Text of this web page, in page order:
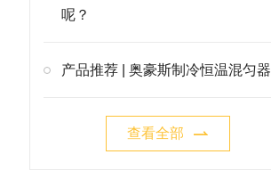
呢？
产品推荐 | 奥豪斯制冷恒温混匀器
查看全部